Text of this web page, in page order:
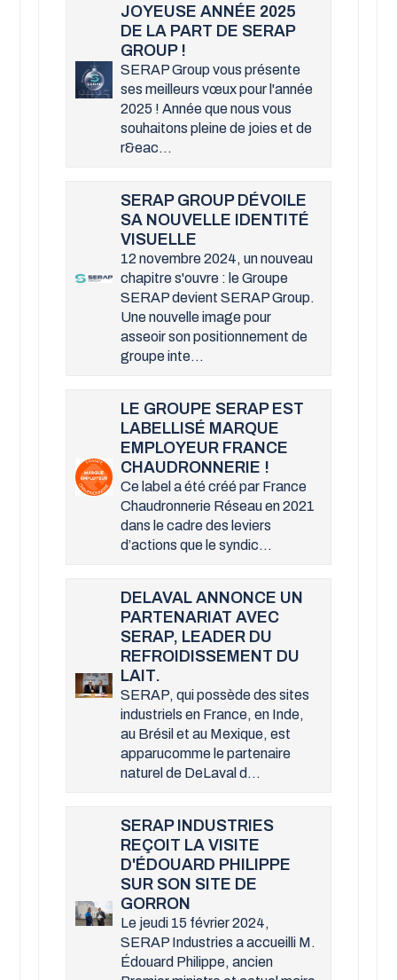
JOYEUSE ANNÉE 2025
DE LA PART DE SERAP
GROUP !
SERAP Group vous présente
ses meilleurs vœux pour l'année
2025 ! Année que nous vous
souhaitons pleine de joies et de
r&eac...
SERAP GROUP DÉVOILE
SA NOUVELLE IDENTITÉ
VISUELLE
12 novembre 2024, un nouveau
chapitre s'ouvre : le Groupe
SERAP devient SERAP Group.
Une nouvelle image pour
asseoir son positionnement de
groupe inte...
LE GROUPE SERAP EST
LABELLISÉ MARQUE
EMPLOYEUR FRANCE
CHAUDRONNERIE !
Ce label a été créé par France
Chaudronnerie Réseau en 2021
dans le cadre des leviers
d’actions que le syndic...
DELAVAL ANNONCE UN
PARTENARIAT AVEC
SERAP, LEADER DU
REFROIDISSEMENT DU
LAIT.
SERAP, qui possède des sites
industriels en France, en Inde,
au Brésil et au Mexique, est
apparucomme le partenaire
naturel de DeLaval d...
SERAP INDUSTRIES
REÇOIT LA VISITE
D'ÉDOUARD PHILIPPE
SUR SON SITE DE
GORRON
Le jeudi 15 février 2024,
SERAP Industries a accueilli M.
Édouard Philippe, ancien